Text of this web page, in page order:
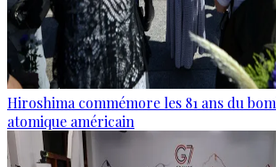
Hiroshima commémore les 81 ans du
atomique américain